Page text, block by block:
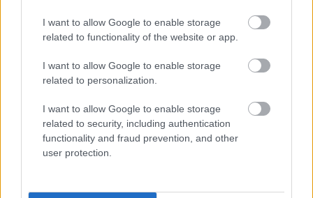
I want to allow Google to enable storage
related to functionality of the website or app.
I want to allow Google to enable storage
related to personalization.
I want to allow Google to enable storage
related to security, including authentication
functionality and fraud prevention, and other
user protection.